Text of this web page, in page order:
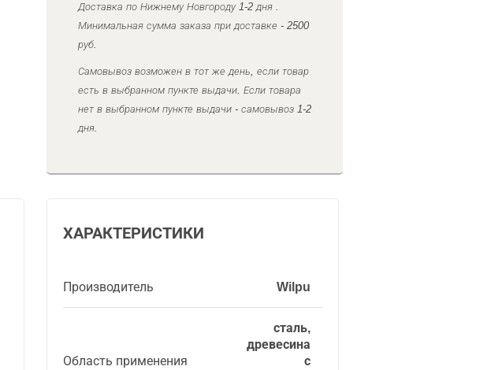
Доставка по Нижнему Новгороду 1-2 дня .
Минимальная сумма заказа при доставке - 2500
руб.
Самовывоз возможен в тот же день, если товар
есть в выбранном пункте выдачи. Если товара
нет в выбранном пункте выдачи - самовывоз 1-2
дня.
ХАРАКТЕРИСТИКИ
Производитель Wilpu
Область применения
сталь,
древесина
с